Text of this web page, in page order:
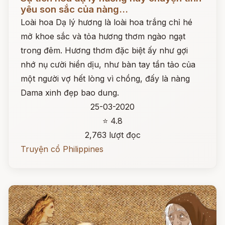
yêu son sắc của nàng...
Loài hoa Dạ lý hương là loài hoa trắng chỉ hé
mở khoe sắc và tỏa hương thơm ngào ngạt
trong đêm. Hương thơm đặc biệt ấy như gợi
nhớ nụ cười hiền dịu, như bàn tay tần tảo của
một người vợ hết lòng vì chồng, đấy là nàng
Dama xinh đẹp bao dung.
25-03-2020
⭐ 4.8
2,763 lượt đọc
Truyện cổ Philippines